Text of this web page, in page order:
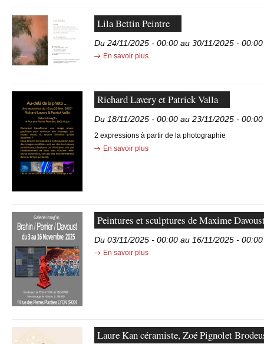
Lila Bettin Peintre
Du 24/11/2025 - 00:00 au 30/11/2025 - 00:00
En savoir plus
Richard Lavery et Patrick Valla
Du 18/11/2025 - 00:00 au 23/11/2025 - 00:00
2 expressions à partir de la photographie
En savoir plus
Peintures et sculptures de Maxime
Du 03/11/2025 - 00:00 au 16/11/2025 - 00:00
En savoir plus
Laure Kan céramiste, Zoé Pignolet